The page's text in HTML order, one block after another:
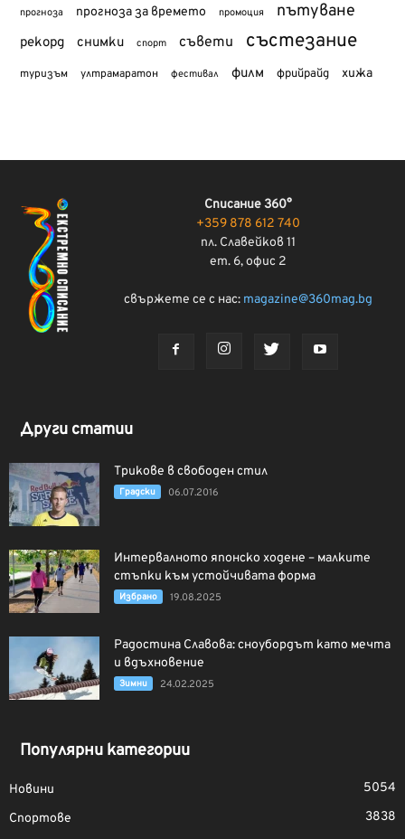
прогноза прогноза за времето промоция пътуване
рекорд снимки спорт съвети състезание
туризъм ултрамаратон фестивал филм фрийрайд хижа
Списание 360°
+359 878 612 740
пл. Славейков 11
ет. 6, офис 2
свържете се с нас: magazine@360mag.bg
Други статии
Трикове в свободен стил
Градски 06.07.2016
Интервалното японско ходене – малките
стъпки към устойчивата форма
Избрано 19.08.2025
Радостина Славова: сноубордът като мечта
и вдъхновение
Зимни 24.02.2025
Популярни категории
Новини
5054
Спортове
3838